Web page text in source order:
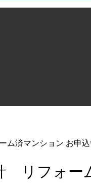
済マンション お申
リフォー